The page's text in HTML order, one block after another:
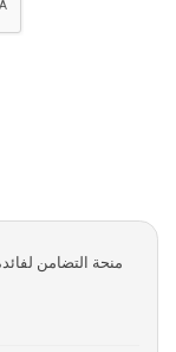
منحة التضامن